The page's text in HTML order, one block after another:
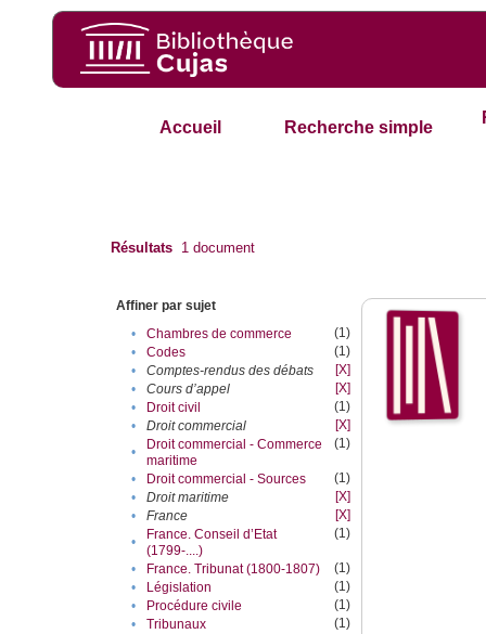
Accueil Recherche simple
Résultats 1 document
Affiner par sujet
•
Chambres de commerce
(1)
•
Codes
(1)
•
Comptes-rendus des débats
[X]
•
Cours d’appel
[X]
•
Droit civil
(1)
•
Droit commercial
[X]
•
Droit commercial - Commerce
maritime
(1)
• Droit commercial - Sources
(1)
•
Droit maritime
[X]
•
France
[X]
•
France. Conseil d’Etat
(1799-....)
(1)
• France. Tribunat (1800-1807)
(1)
•
Législation
(1)
•
Procédure civile
(1)
•
Tribunaux
(1)